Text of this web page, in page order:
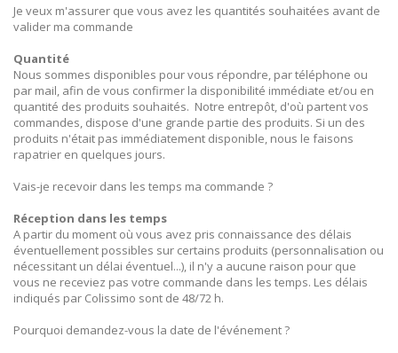
Je veux m'assurer que vous avez les quantités souhaitées avant de
valider ma commande
Quantité
Nous sommes disponibles pour vous répondre, par téléphone ou
par mail, afin de vous confirmer la disponibilité immédiate et/ou en
quantité des produits souhaités. Notre entrepôt, d'où partent vos
commandes, dispose d'une grande partie des produits. Si un des
produits n'était pas immédiatement disponible, nous le faisons
rapatrier en quelques jours.
Vais-je recevoir dans les temps ma commande ?
Réception dans les temps
A partir du moment où vous avez pris connaissance des délais
éventuellement possibles sur certains produits (personnalisation ou
nécessitant un délai éventuel...), il n'y a aucune raison pour que
vous ne receviez pas votre commande dans les temps. Les délais
indiqués par Colissimo sont de 48/72 h.
Pourquoi demandez-vous la date de l'événement ?